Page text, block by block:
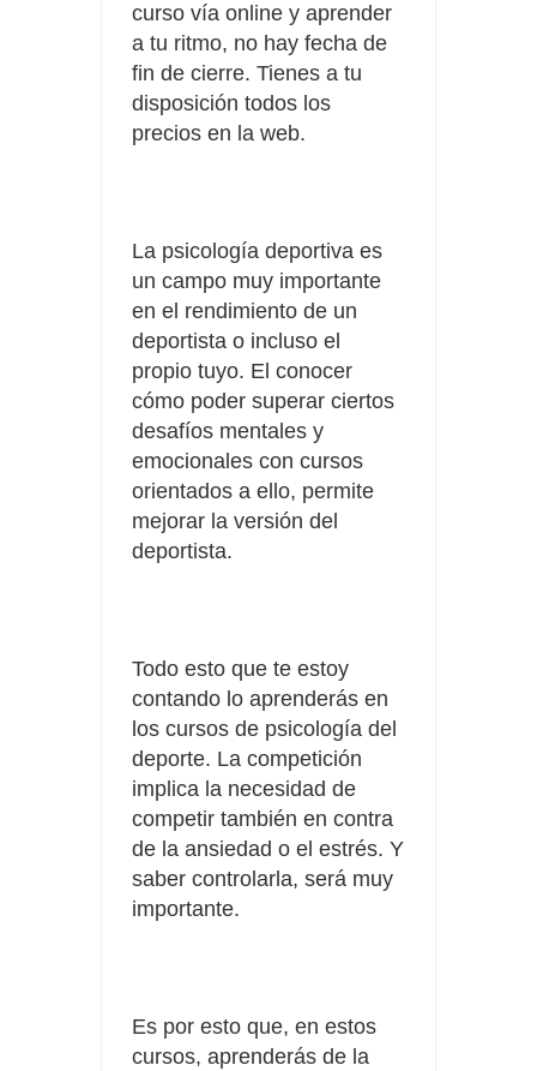
curso vía online y aprender
a tu ritmo, no hay fecha de
fin de cierre. Tienes a tu
disposición todos los
precios en la web.
La psicología deportiva es
un campo muy importante
en el rendimiento de un
deportista o incluso el
propio tuyo. El conocer
cómo poder superar ciertos
desafíos mentales y
emocionales con cursos
orientados a ello, permite
mejorar la versión del
deportista.
Todo esto que te estoy
contando lo aprenderás en
los cursos de psicología del
deporte. La competición
implica la necesidad de
competir también en contra
de la ansiedad o el estrés. Y
saber controlarla, será muy
importante.
Es por esto que, en estos
cursos, aprenderás de la